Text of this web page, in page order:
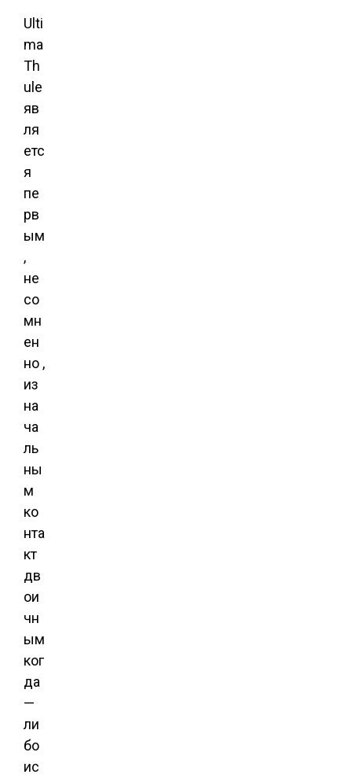
Ulti
ma
Th
ule
яв
ля
етс
я
пе
рв
ым
,
не
со
мн
ен
но ,
из
на
ча
ль
ны
м
ко
нта
кт
дв
ои
чн
ым
ког
да
—
ли
бо
ис